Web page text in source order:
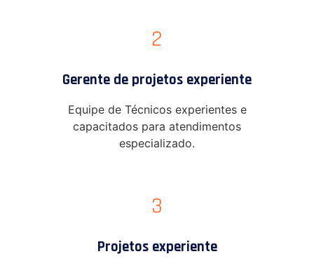
2
Gerente de projetos experiente
Equipe de Técnicos experientes e
capacitados para atendimentos
especializado.
3
Projetos experiente